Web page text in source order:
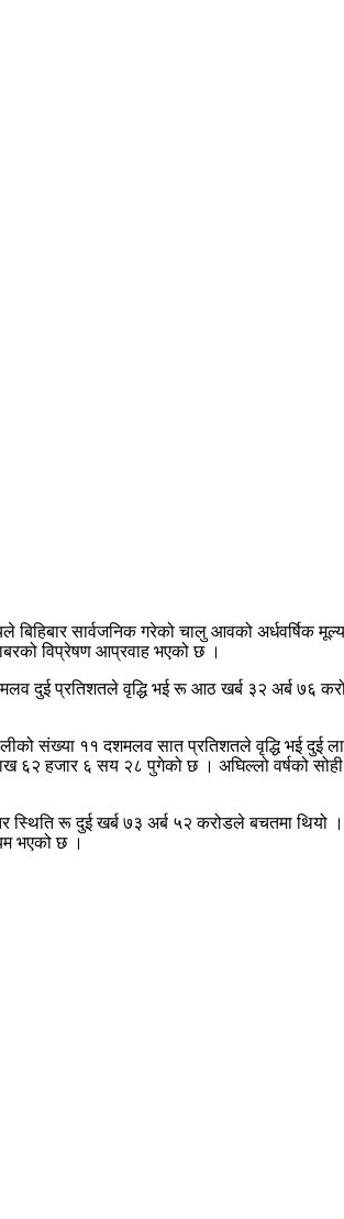
बिहिबार सार्वजनिक गरेको चालु आवको अर्धवर्षिक
विप्रेषण आप्रवाह भएको छ ।
दुई प्रतिशतले वृद्धि भई रू आठ खर्ब ३२ अर्ब ७६
संख्या ११ दशमलव सात प्रतिशतले वृद्धि भई
६२ हजार ६ सय २८ पुगेको छ । अघिल्लो वर्षको
स्थिति रू दुई खर्ब ७३ अर्ब ५२ करोडले बचतमा
भएको छ ।